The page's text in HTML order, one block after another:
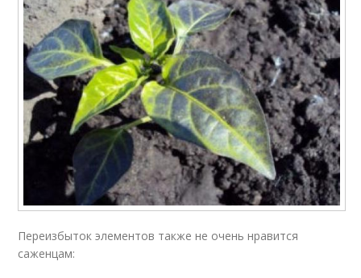
Переизбыток элементов также не очень нравится
саженцам: